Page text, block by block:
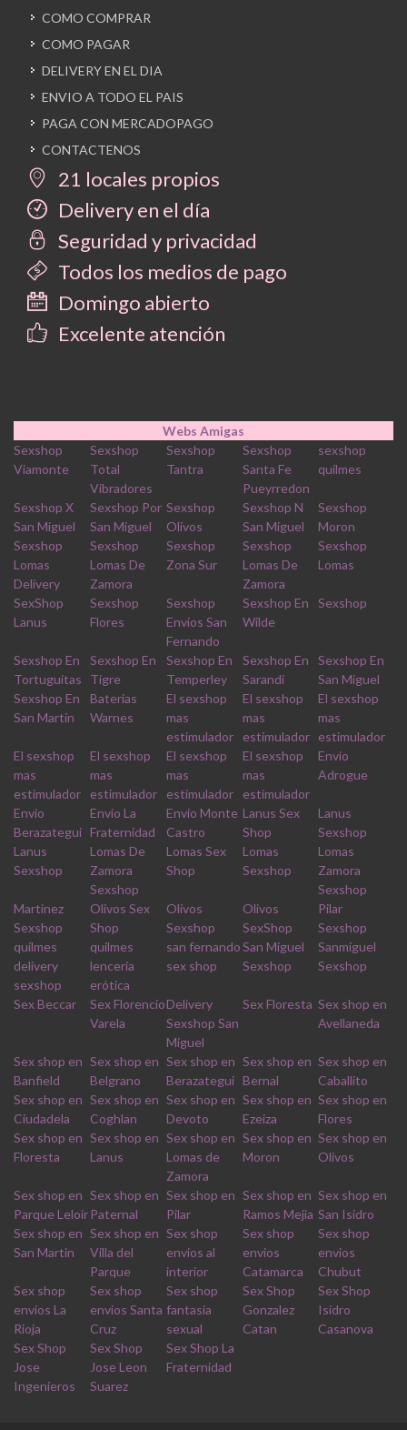
COMO COMPRAR
COMO PAGAR
DELIVERY EN EL DIA
ENVIO A TODO EL PAIS
PAGA CON MERCADOPAGO
CONTACTENOS
21 locales propios
Delivery en el día
Seguridad y privacidad
Todos los medios de pago
Domingo abierto
Excelente atención
Webs Amigas
Sexshop
Viamonte
Sexshop
Total
Vibradores
Sexshop
Tantra
Sexshop
Santa Fe
Pueyrredon
sexshop
quilmes
Sexshop X
San Miguel
Sexshop Por
San Miguel
Sexshop
Olivos
Sexshop N
San Miguel
Sexshop
Moron
Sexshop
Lomas
Delivery
Sexshop
Lomas De
Zamora
Sexshop
Zona Sur
Sexshop
Lomas De
Zamora
Sexshop
Lomas
SexShop
Lanus
Sexshop
Flores
Sexshop
Envios San
Fernando
Sexshop En
Wilde
Sexshop
Sexshop En
Tortuguitas
Sexshop En
Tigre
Sexshop En
Temperley
Sexshop En
Sarandi
Sexshop En
San Miguel
Sexshop En
San Martin
Baterias
Warnes
El sexshop
mas
estimulador
El sexshop
mas
estimulador
El sexshop
mas
estimulador
El sexshop
mas
estimulador
El sexshop
mas
estimulador
El sexshop
mas
estimulador
El sexshop
mas
estimulador
Envio
Adrogue
Envio
Berazategui
Envio La
Fraternidad
Envio Monte
Castro
Lanus Sex
Shop
Lanus
Sexshop
Lanus
Sexshop
Lomas De
Zamora
Sexshop
Lomas Sex
Shop
Lomas
Sexshop
Lomas
Zamora
Sexshop
Martinez
Sexshop
Olivos Sex
Shop
Olivos
Sexshop
Olivos
SexShop
Pilar
Sexshop
quilmes
delivery
sexshop
quilmes
lencería
erótica
san fernando
sex shop
San Miguel
Sexshop
Sanmiguel
Sexshop
Sex Beccar
Sex Florencio
Varela
Delivery
Sexshop San
Miguel
Sex Floresta Sex shop en
Avellaneda
Sex shop en
Banfield
Sex shop en
Belgrano
Sex shop en
Berazategui
Sex shop en
Bernal
Sex shop en
Caballito
Sex shop en
Ciudadela
Sex shop en
Coghlan
Sex shop en
Devoto
Sex shop en
Ezeiza
Sex shop en
Flores
Sex shop en
Floresta
Sex shop en
Lanus
Sex shop en
Lomas de
Zamora
Sex shop en
Moron
Sex shop en
Olivos
Sex shop en
Parque Leloir
Sex shop en
Paternal
Sex shop en
Pilar
Sex shop en
Ramos Mejia
Sex shop en
San Isidro
Sex shop en
San Martin
Sex shop en
Villa del
Parque
Sex shop
envios al
interior
Sex shop
envios
Catamarca
Sex shop
envios
Chubut
Sex shop
envios La
Rioja
Sex shop
envios Santa
Cruz
Sex shop
fantasia
sexual
Sex Shop
Gonzalez
Catan
Sex Shop
Isidro
Casanova
Sex Shop
Jose
Ingenieros
Sex Shop
Jose Leon
Suarez
Sex Shop La
Fraternidad